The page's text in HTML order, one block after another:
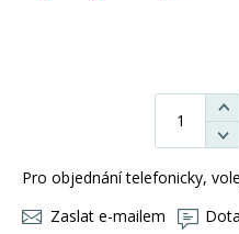
Pro objednání telefonicky,
Zaslat e-mailem